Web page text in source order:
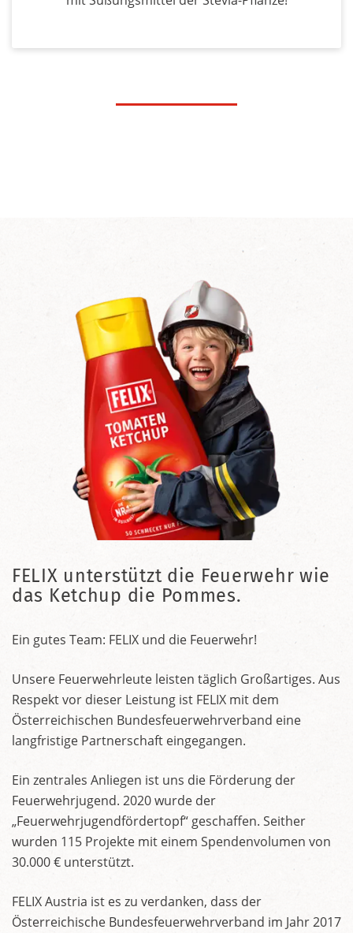
FELIX unterstützt die Feuerwehr wie
das Ketchup die Pommes.
Ein gutes Team: FELIX und die Feuerwehr!
Unsere Feuerwehrleute leisten täglich Großartiges. Aus
Respekt vor dieser Leistung ist FELIX mit dem
Österreichischen Bundesfeuerwehrverband eine
langfristige Partnerschaft eingegangen.
Ein zentrales Anliegen ist uns die Förderung der
Feuerwehrjugend. 2020 wurde der
„Feuerwehrjugendfördertopf“ geschaffen. Seither
wurden 115 Projekte mit einem Spendenvolumen von
30.000 € unterstützt.
FELIX Austria ist es zu verdanken, dass der
Österreichische Bundesfeuerwehrverband im Jahr 2017